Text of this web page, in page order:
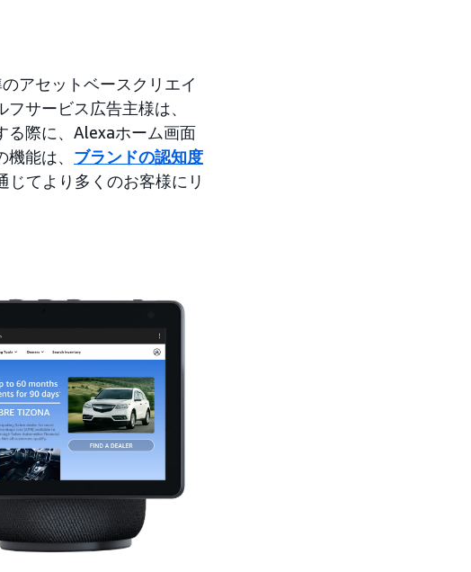
アセットベースクリエイ
サービス広告主様は、
る際に、Alexaホーム画面
能は、 ブランドの認知度
てより多くのお客様にリ